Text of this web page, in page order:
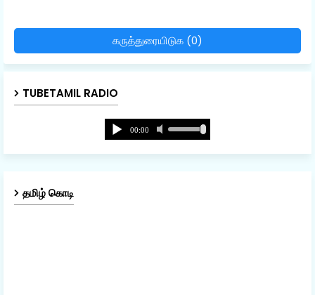
கருத்துரையிடுக (0)
TUBETAMIL RADIO
தமிழ் கொடி